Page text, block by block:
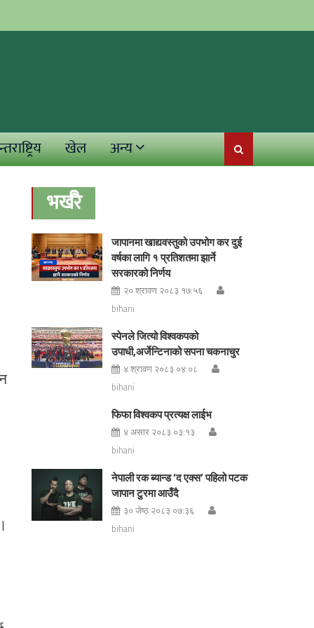
खेल अन्य
भर्खरै
जापानमा खाद्यवस्तुको उपभोग कर दुई
वर्षका लागि १ प्रतिशतमा झार्ने
सरकारको निर्णय
२० श्रावण २०८३ १७:५६
bihani
स्पेनले जित्यो विश्वकपको
उपाधी,अर्जेन्टिनाको सपना चकनाचुर
४ श्रावण २०८३ ०४:०८
bihani
फिफा विश्वकप प्रत्यक्ष लाईभ
४ असार २०८३ ०३:१३
bihani
नेपाली रक ब्यान्ड ‘द एक्स’ पहिलो पटक
जापान टुरमा आउँदै
३० जेष्ठ २०८३ ०७:३६
bihani